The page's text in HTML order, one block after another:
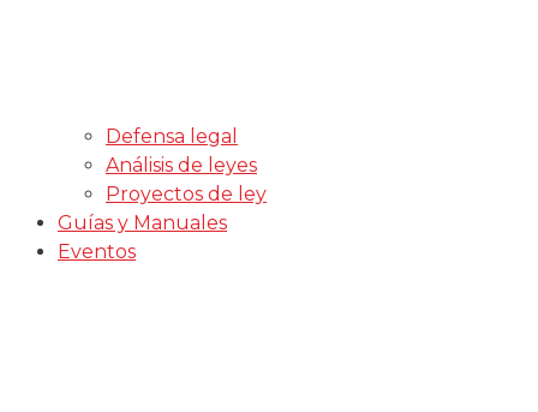
Defensa legal
Análisis de leyes
Proyectos de ley
Guías y Manuales
Eventos